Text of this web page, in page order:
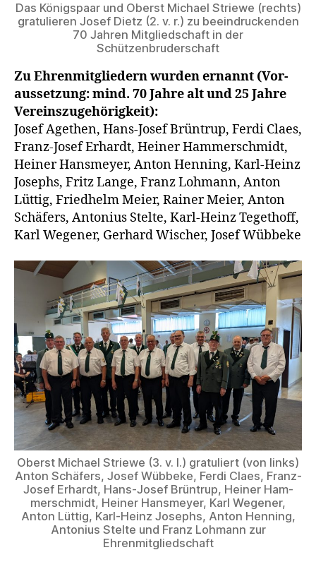
Das Königs­paar und Oberst Micha­el Strie­we (rechts)
gra­tu­lie­ren Josef Dietz (2. v. r.) zu beein­dru­cken­den
70 Jah­ren Mit­glied­schaft in der
Schützenbruderschaft
Zu Ehren­mit­glie­dern wur­den ernannt (Vor­
aus­set­zung: mind. 70 Jah­re alt und 25 Jah­re
Ver­eins­zu­ge­hö­rig­keit):
Josef Age­then, Hans-Josef Brün­trup, Fer­di Claes,
Franz-Josef Erhardt, Hei­ner Ham­mer­schmidt,
Hei­ner Hans­mey­er, Anton Hen­ning, Karl-Heinz
Josephs, Fritz Lan­ge, Franz Loh­mann, Anton
Lüt­tig, Fried­helm Mei­er, Rai­ner Mei­er, Anton
Schä­fers, Anto­ni­us Stel­te, Karl-Heinz Tege­thoff,
Karl Wege­ner, Ger­hard Wischer, Josef Wübbeke
Oberst Micha­el Strie­we (3. v. l.) gra­tu­liert (von links)
Anton Schä­fers, Josef Wüb­be­ke, Fer­di Claes, Franz-
Josef Erhardt, Hans-Josef Brün­trup, Hei­ner Ham­
mer­schmidt, Hei­ner Hans­mey­er, Karl Wege­ner,
Anton Lüt­tig, Karl-Heinz Josephs, Anton Hen­ning,
Anto­ni­us Stel­te und Franz Loh­mann zur
Ehrenmitgliedschaft